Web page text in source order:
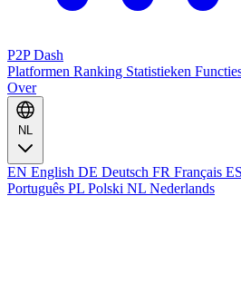
P2P Dash
Platformen Ranking Statistieken
Over
NL
EN English DE Deutsch FR Français ES
Português PL Polski NL Nederlands